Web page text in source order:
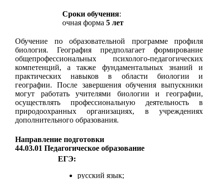
Сроки обучения:
очная форма 5 лет
Обучение по образовательной программе профиля
биология. География предполагает формирование
общепрофессиональных психолого-педагогических
компетенций, а также фундаментальных знаний и
практических навыков в области биологии и
географии. После завершения обучения выпускники
могут работать учителями биологии и географии,
осуществлять профессиональную деятельность в
природоохранных организациях, в учреждениях
дополнительного образования.
Направление подготовки
44.03.01 Педагогическое образование
ЕГЭ:
русский язык;